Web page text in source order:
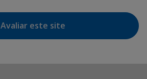
Avaliar este site